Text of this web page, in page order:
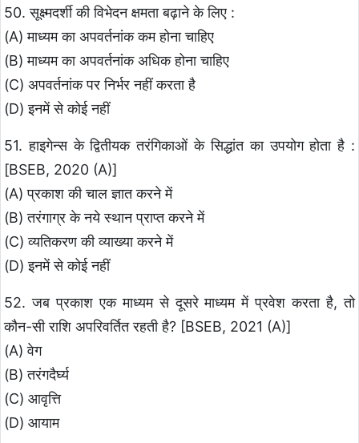
50. सूक्ष्मदर्शी की विभेदन क्षमता बढ़ाने के लिए :
(A) माध्यम का अपवर्तनांक कम होना चाहिए
(B) माध्यम का अपवर्तनांक अधिक होना चाहिए
(C) अपवर्तनांक पर निर्भर नहीं करता है
(D) इनमें से कोई नहीं
51. हाइगेन्स के द्वितीयक तरंगिकाओं के सिद्धांत का उपयोग होता है :
[BSEB, 2020 (A)]
(A) प्रकाश की चाल ज्ञात करने में
(B) तरंगाग्र के नये स्थान प्राप्त करने में
(C) व्यतिकरण की व्याख्या करने में
(D) इनमें से कोई नहीं
52. जब प्रकाश एक माध्यम से दूसरे माध्यम में प्रवेश करता है, तो
कौन-सी राशि अपरिवर्तित रहती है? [BSEB, 2021 (A)]
(A) वेग
(B) तरंगदैर्घ्य
(C) आवृत्ति
(D) आयाम